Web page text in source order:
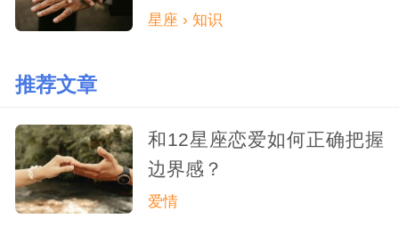
星座 › 知识
推荐文章
和12星座恋爱如何正确把握
边界感？
爱情